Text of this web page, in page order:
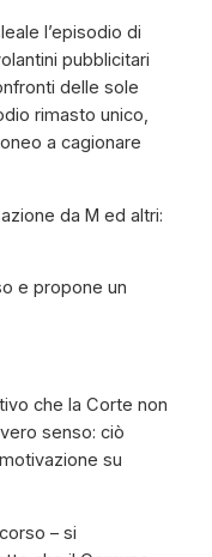
l’episodio di
pubblicitari
delle sole
rimasto unico,
a cagionare
da M ed altri:
e propone un
che la Corte non
senso: ciò
su
– si